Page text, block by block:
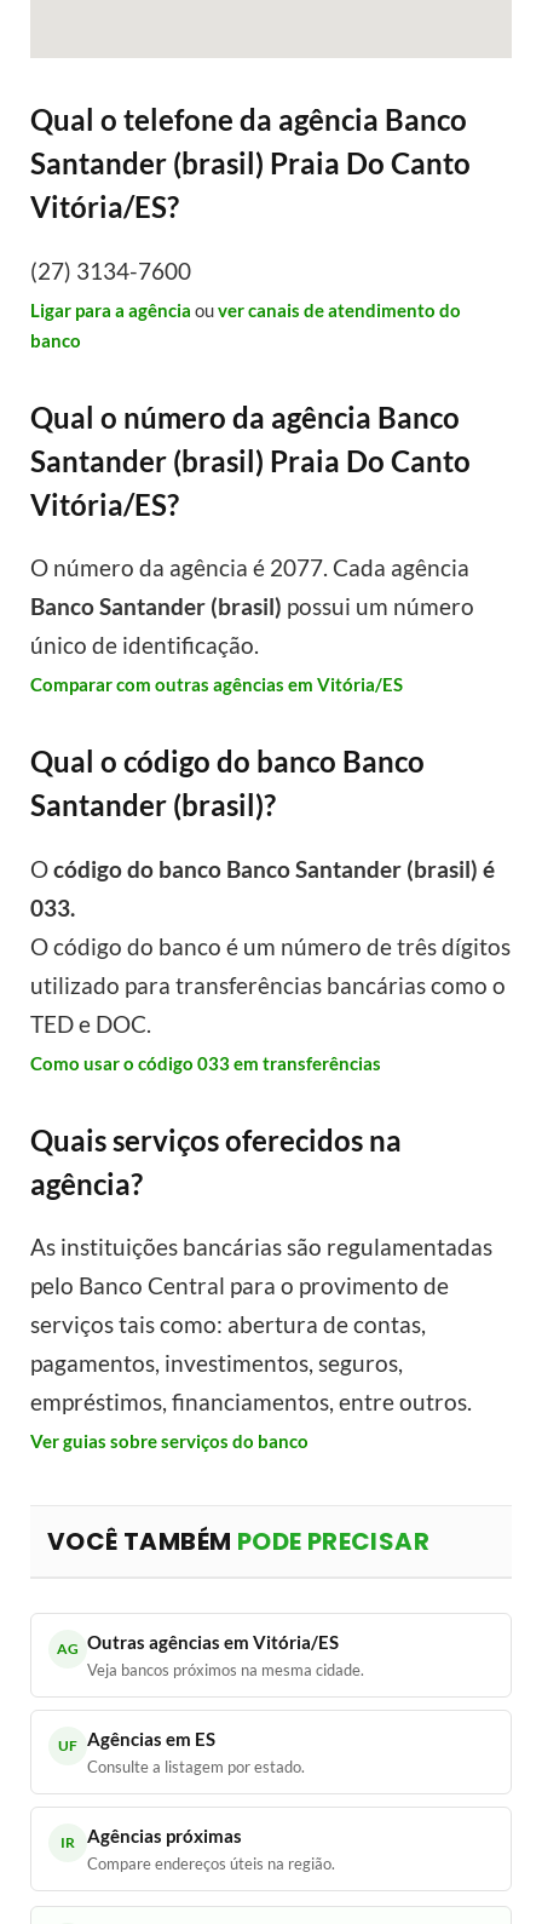
Qual o telefone da agência Banco
Santander (brasil) Praia Do Canto
Vitória/ES?
(27) 3134-7600
Ligar para a agência ouver canais de atendimento do
banco
Qual o número da agência Banco
Santander (brasil) Praia Do Canto
Vitória/ES?
O número da agência é 2077. Cada agência
Banco Santander (brasil) possui um número
único de identificação.
Comparar com outras agências em Vitória/ES
Qual o código do banco Banco
Santander (brasil)?
Ocódigo do banco Banco Santander (brasil) é
033.
O código do banco é um número de três dígitos
utilizado para transferências bancárias como o
TED e DOC.
Como usar o código 033 em transferências
Quais serviços oferecidos na
agência?
As instituições bancárias são regulamentadas
pelo Banco Central para o provimento de
serviços tais como: abertura de contas,
pagamentos, investimentos, seguros,
empréstimos, financiamentos, entre outros.
Ver guias sobre serviços do banco
VOCÊ TAMBÉM PODE PRECISAR
AG Outras agências em Vitória/ES
Veja bancos próximos na mesma cidade.
UF Agências em ES
Consulte a listagem por estado.
IR Agências próximas
Compare endereços úteis na região.